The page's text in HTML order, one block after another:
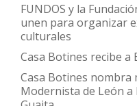
FUNDOS y la
unen para organizar
culturales
Casa Botines recibe a
Casa Botines nombra
Modernista de León a